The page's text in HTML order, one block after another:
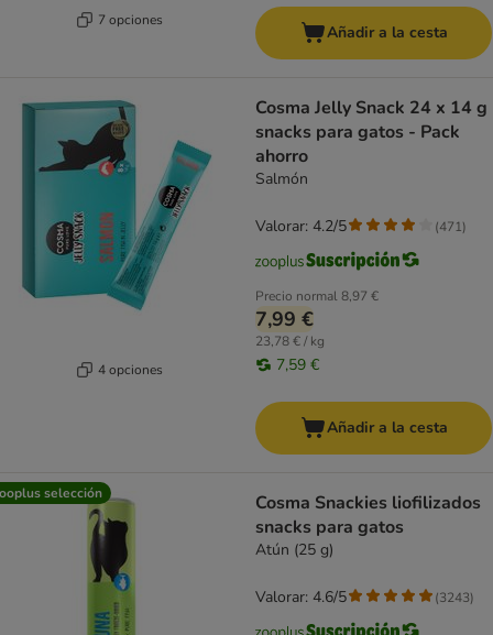
7 opciones
Añadir a la cesta
4 opciones
Cosma Jelly Snack 24 x 14 g
snacks para gatos - Pack
ahorro
Salmón
Precio normal8,97 €
7,99 €
23,78 € / kg
7,59 €
Valorar: 4.2/5 (471)
Añadir a la cesta
selección
Cosma Snackies liofilizados
snacks para gatos
Atún (25 g)
Valorar: 4.6/5 (3243)